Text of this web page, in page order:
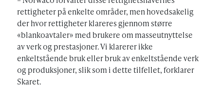
rettigheter på enkelte områder, men hovedsakelig
der hvor rettigheter klareres gjennom større
«blankoavtaler» med brukere om masseutnyttelse
av verk og prestasjoner. Vi klarerer ikke
enkeltstående bruk eller bruk av enkeltstående verk
og produksjoner, slik som i dette tilfellet, forklarer
Skaret.